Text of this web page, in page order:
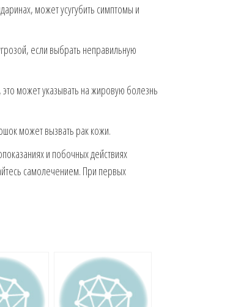
может усугубить симптомы и
если выбрать неправильную
может указывать на жировую болезнь
может вызвать рак кожи.
и побочных действиях
самолечением. При первых